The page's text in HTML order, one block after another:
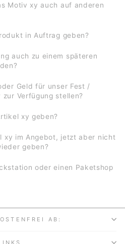
Motiv xy auch auf anderen
in Auftrag geben?
auch zu einem späteren
Geld für unser Fest /
Verfügung stellen?
xy geben?
xy im Angebot, jetzt aber nicht
geben?
oder einen Paketshop
AB: